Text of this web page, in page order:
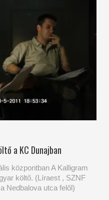
a KC Dunajban
központban A Kalligram
költő. (Líraest , SZNF
Nedbalova utca felől)